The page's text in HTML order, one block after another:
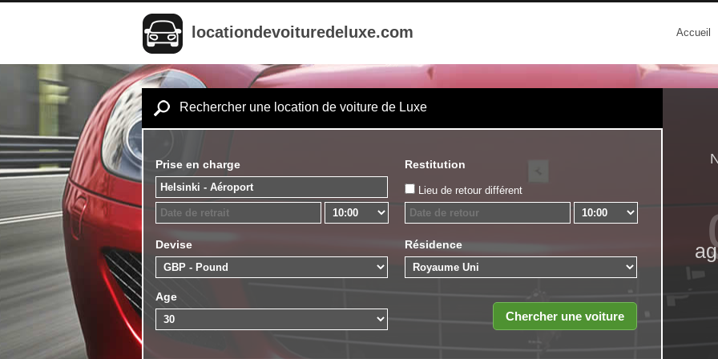
locationdevoituredeluxe.com Accueil
Rechercher une location de voiture de Luxe
Prise en charge Restitution
Lieu de retour différent
Devise Résidence
Age